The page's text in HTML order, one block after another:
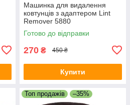
Машинка для видалення
ковтунців з адаптером Lint
Remover 5880
Готово до відправки
270 ₴ 450 ₴
Купити
Топ продажів –35%